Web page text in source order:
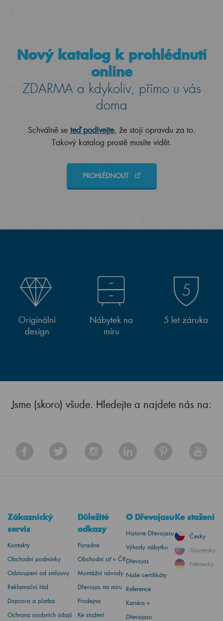
Nový katalog k prohlédnutí
online
ZDARMA a kdykoliv, přímo u vás
doma
Schválně se teď podívejte, že stojí opravdu za to.
Takový katalog prostě musíte vidět.
PROHLÉDNOUT
Originální
design
Nábytek na
míru
5 let záruka
Jsme (skoro) všude. Hledejte a najdete nás na:
Zákaznický
servis
Kontakty
Obchodní podmínky
Odstoupení od smlouvy
Reklamační řád
Doprava a platba
Ochrana osobních údajů
Důležité
odkazy
Poradna
Obchodní síť v ČR
Montážní návody
Dřevojas na míru
Prodejna
Ke stažení
O Dřevojasu
Historie Dřevojasu
Výhody nábytku
Dřevojas
Naše certifikáty
Reference
Kariéra v
Dřevojasu
Ke stažení
Česky
Slovensky
Německy